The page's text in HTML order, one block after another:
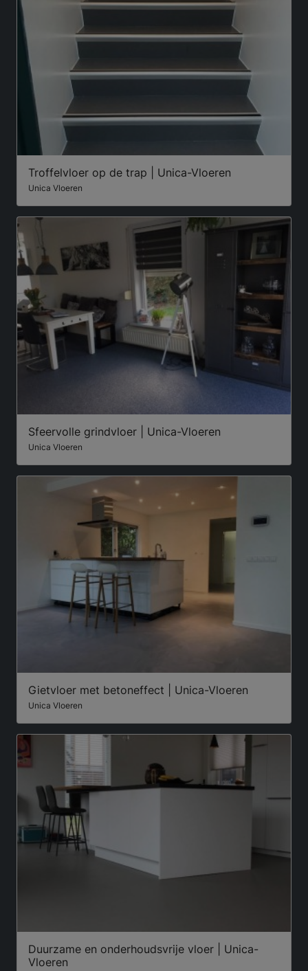
Troffelvloer op de trap | Unica-Vloeren
Unica Vloeren
Sfeervolle grindvloer | Unica-Vloeren
Unica Vloeren
Gietvloer met betoneffect | Unica-Vloeren
Unica Vloeren
Duurzame en onderhoudsvrije vloer | Unica-
Vloeren